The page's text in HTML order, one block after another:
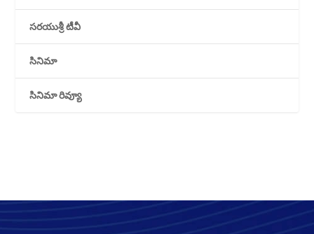
సరయుశ్రీ టీవీ
సినిమా
సినిమా రివ్యూ